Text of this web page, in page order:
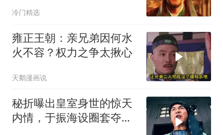
冷门精选
雍正王朝：亲兄弟因何水
火不容？权力之争太揪心
天鹅漫画说
秘折曝出皇室身世的惊天
内情，于振海设圈套夺权